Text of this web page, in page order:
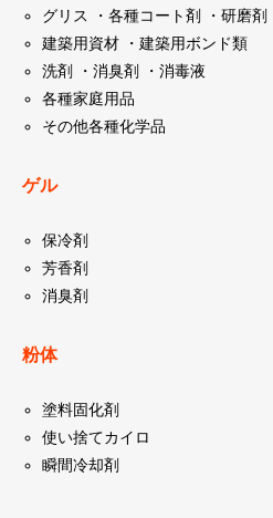
グリス ・各種コート剤 ・研磨剤
建築用資材 ・建築用ボンド類
洗剤 ・消臭剤 ・消毒液
各種家庭用品
その他各種化学品
ゲル
保冷剤
芳香剤
消臭剤
粉体
塗料固化剤
使い捨てカイロ
瞬間冷却剤